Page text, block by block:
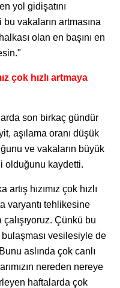
yol gidişatını
vakaların artmasına
olan en başını en
çok hızlı artmaya
son birkaç gündür
aşılama oranı düşük
ve vakaların büyük
olduğunu kaydetti.
hızımız çok hızlı
varyantı tehlikesine
Çünkü bu
bulaşması vesilesiyle de
aslında çok canlı
nereden nereye
haftalarda çok